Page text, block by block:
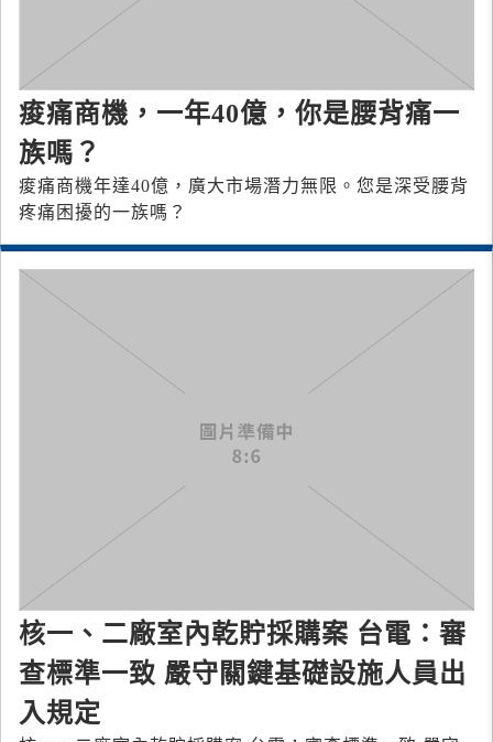
痠痛商機，一年40億，你是腰背痛一
族嗎？
痠痛商機年達40億，廣大市場潛力無限。您是深受腰背
疼痛困擾的一族嗎？
核一、二廠室內乾貯採購案 台電：審
查標準一致 嚴守關鍵基礎設施人員出
入規定